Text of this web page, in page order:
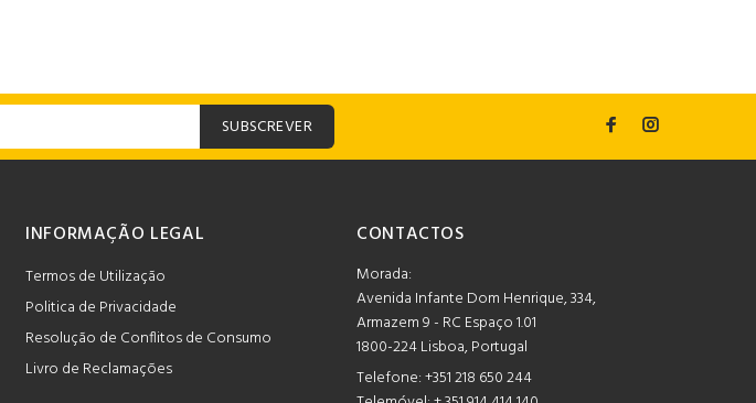
SUBSCREVER
INFORMAÇÃO LEGAL
Termos de Utilização
Politica de Privacidade
Resolução de Conflitos de Consumo
Livro de Reclamações
CONTACTOS
Morada:
Avenida Infante Dom Henrique, 334,
Armazem 9 - RC Espaço 1.01
1800-224 Lisboa, Portugal
Telefone:+351 218 650 244